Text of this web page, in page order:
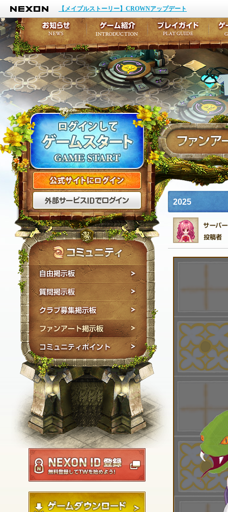
NEXON
【メイプルストーリー】CROWNアップデート
公式サイトにログイン
外部サービスIDでログ
質問掲示板
ファンアート掲示板
コミュニティポイン
NEXON ID登録
ゲームダウンロード
2025
お知らせ
イベント
アップデート
メンテナンス
ゲーム紹介
キャラクター作成
テイルズ初級者講座
ここだけは知ってお